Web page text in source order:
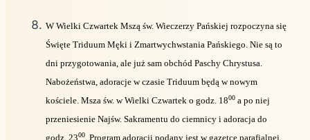
W Wielki Czwartek Mszą św. Wieczerzy Pańskiej rozpoczyna się
Święte Triduum Męki i Zmartwychwstania Pańskiego. Nie są to
dni przygotowania, ale już sam obchód Paschy Chrystusa.
Nabożeństwa, adoracje w czasie Triduum będą w nowym
kościele. Msza św. w Wielki Czwartek o godz. 1800 a po niej
przeniesienie Najśw. Sakramentu do ciemnicy i adoracja do
godz. 2300 . Program adoracji podany jest w gazetce parafialnej,